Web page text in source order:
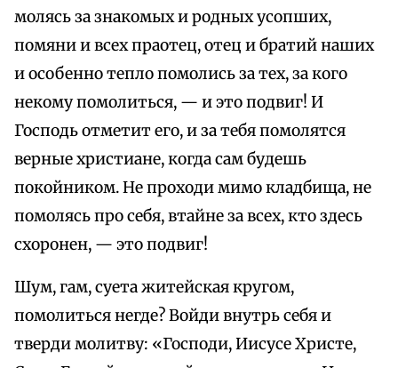
молясь за знакомых и родных усопших,
помяни и всех праотец, отец и братий наших
и особенно тепло помолись за тех, за кого
некому помолиться, — и это подвиг! И
Господь отметит его, и за тебя помолятся
верные христиане, когда сам будешь
покойником. Не проходи мимо кладбища, не
помолясь про себя, втайне за всех, кто здесь
схоронен, — это подвиг!
Шум, гам, суета житейская кругом,
помолиться негде? Войди внутрь себя и
тверди молитву: «Господи, Иисусе Христе,